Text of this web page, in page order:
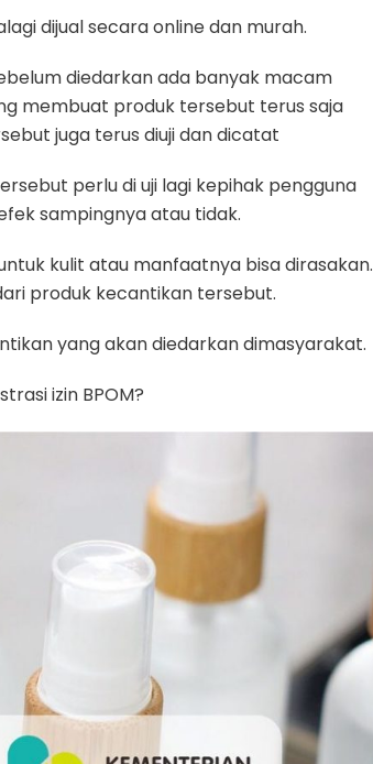
dijual secara online dan murah.
diedarkan ada banyak macam
membuat produk tersebut terus saja
juga terus diuji dan dicatat
perlu di uji lagi kepihak pengguna
sampingnya atau tidak.
kulit atau manfaatnya bisa dirasakan.
produk kecantikan tersebut.
yang akan diedarkan dimasyarakat.
izin BPOM?